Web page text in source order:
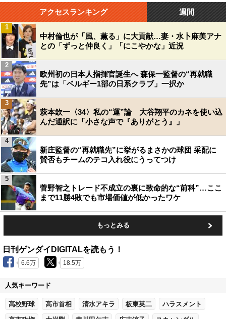
アクセスランキング 週間
中村倫也が「風、薫る」に大貢献…妻・水卜麻美アナ
との「ずっと仲良く」「にこやかな」近況
1
欧州初の日本人指揮官誕生へ 森保一監督の“再就職
先”は「ベルギー1部の日系クラブ」一択か
2
萩本欽一〈34〉私の“運”論 大谷翔平のカネを使い込
んだ通訳に「小さな声で『ありがとう』」
3
新庄監督の“再就職先”に挙がるまさかの球団 采配に
賛否もチームのテコ入れ役にうってつけ
4
菅野智之トレード不成立の裏に致命的な“前科”…ここ
まで11勝4敗でも市場価値が低かったワケ
5
もっとみる
日刊ゲンダイDIGITALを読もう！
6.6万 18.5万
人気キーワード
高校野球 高市首相 清水アキラ 板東英二 ハラスメント